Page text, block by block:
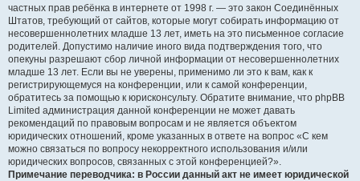
частных прав ребёнка в интернете от 1998 г. — это закон Соединённых
Штатов, требующий от сайтов, которые могут собирать информацию от
несовершеннолетних младше 13 лет, иметь на это письменное согласие
родителей. Допустимо наличие иного вида подтверждения того, что
опекуны разрешают сбор личной информации от несовершеннолетних
младше 13 лет. Если вы не уверены, применимо ли это к вам, как к
регистрирующемуся на конференции, или к самой конференции,
обратитесь за помощью к юрисконсульту. Обратите внимание, что phpBB
Limited администрация данной конференции не может давать
рекомендаций по правовым вопросам и не является объектом
юридических отношений, кроме указанных в ответе на вопрос «С кем
можно связаться по вопросу некорректного использования и/или
юридических вопросов, связанных с этой конференцией?».
Примечание переводчика: в России данный акт не имеет юридической